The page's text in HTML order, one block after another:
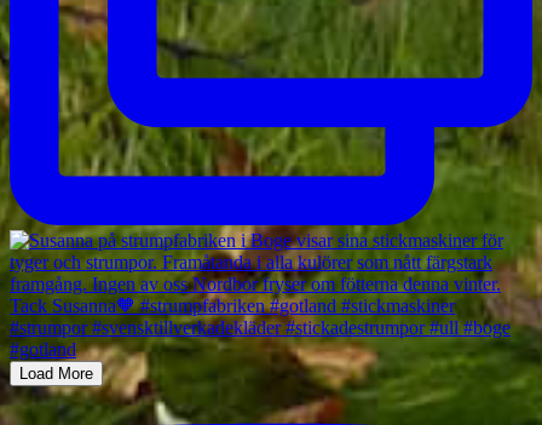
Load More